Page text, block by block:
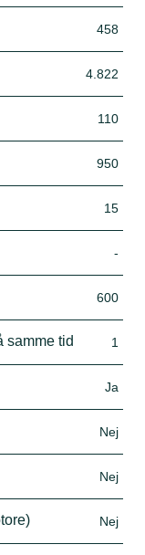
458
4.822
110
950
15
-
600
samme tid 1
Ja
Nej
Nej
Nej